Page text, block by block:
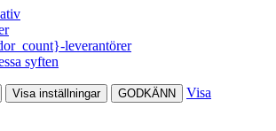
leverantörer
syften
Visa inställningar GODKÄNN
Visa